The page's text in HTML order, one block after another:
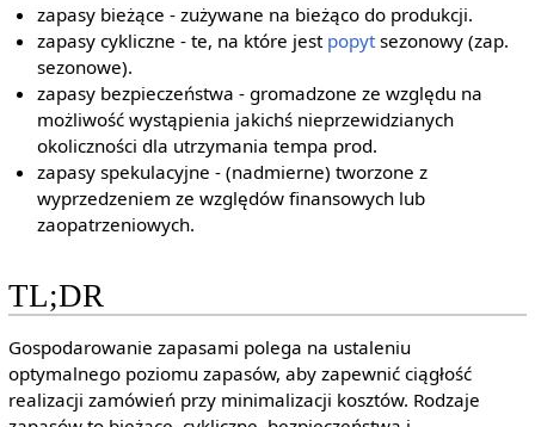
zapasy bieżące - zużywane na bieżąco do produkcji.
zapasy cykliczne - te, na które jest popyt sezonowy (zap.
sezonowe).
zapasy bezpieczeństwa - gromadzone ze względu na
możliwość wystąpienia jakichś nieprzewidzianych
okoliczności dla utrzymania tempa prod.
zapasy spekulacyjne - (nadmierne) tworzone z
wyprzedzeniem ze względów finansowych lub
zaopatrzeniowych.
TL;DR
Gospodarowanie zapasami polega na ustaleniu
optymalnego poziomu zapasów, aby zapewnić ciągłość
realizacji zamówień przy minimalizacji kosztów. Rodzaje